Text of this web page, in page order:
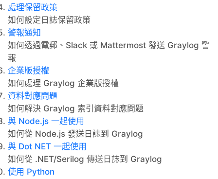
處理保留政策
如何設定日誌保留政策
警報通知
如何透過電郵、Slack 或 Mattermost 發送 Graylog 警
報
企業版授權
如何處理 Graylog 企業版授權
資料對應問題
如何解決 Graylog 索引資料對應問題
與 Node.js 一起使用
如何從 Node.js 發送日誌到 Graylog
與 Dot NET 一起使用
如何從 .NET/Serilog 傳送日誌到 Graylog
使用 Python